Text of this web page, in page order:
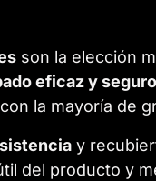
son la elección
eficaz y
la mayoría de
y
del producto y